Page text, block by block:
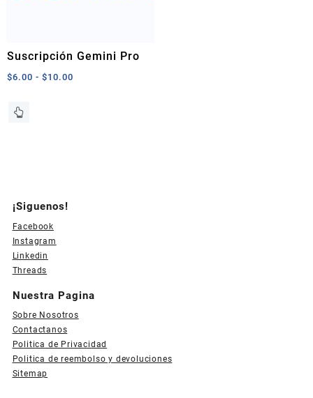
Suscripción Gemini Pro
$6.00 - $10.00
Este
se
pueden
elegir
en
la
de
producto
¡Siguenos!
Facebook
Instagram
Linkedin
Threads
Nuestra Pagina
Sobre Nosotros
Contactanos
Politica de Privacidad
Politica de reembolso y devoluciones
Sitemap